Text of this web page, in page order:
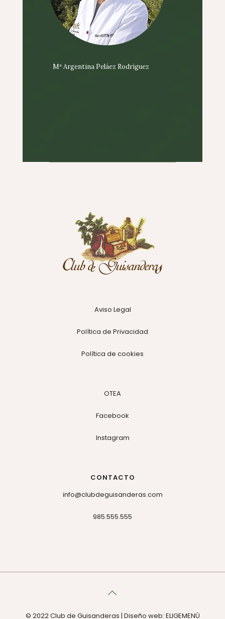
Mª Argentina Peláez Rodríguez
Aviso Legal
Política de Privacidad
Política de cookies
OTEA
Facebook
Instagram
CONTACTO
info@clubdeguisanderas.com
985.555.555
© 2022 Club de Guisanderas | Diseño web: ELIGEMENÚ